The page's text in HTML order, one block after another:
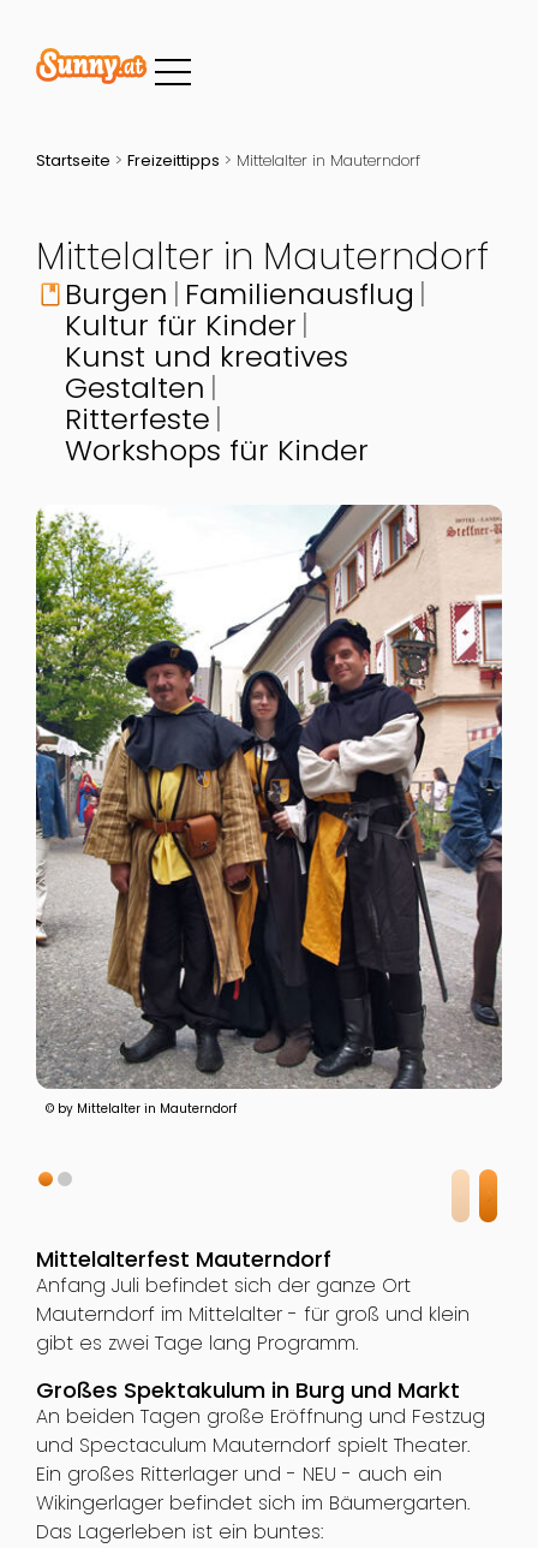
Startseite > Freizeittipps > Mittelalter in Mauterndorf
Mittelalter in Mauterndorf
book Burgen Familienausflug
Kultur für Kinder
Kunst und kreatives
Gestalten
Ritterfeste
Workshops für Kinder
© by Mittelalter in Mauterndorf
Mittelalterfest Mauterndorf
Anfang Juli befindet sich der ganze Ort
Mauterndorf im Mittelalter - für groß und klein
gibt es zwei Tage lang Programm.
Großes Spektakulum in Burg und Markt
An beiden Tagen große Eröffnung und Festzug
und Spectaculum Mauterndorf spielt Theater.
Ein großes Ritterlager und - NEU - auch ein
Wikingerlager befindet sich im Bäumergarten.
Das Lagerleben ist ein buntes: